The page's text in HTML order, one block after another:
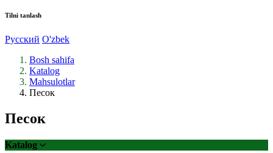
Tilni tanlash
Русский O'zbek
Bosh sahifa
Katalog
Mahsulotlar
Песок
Песок
Katalog